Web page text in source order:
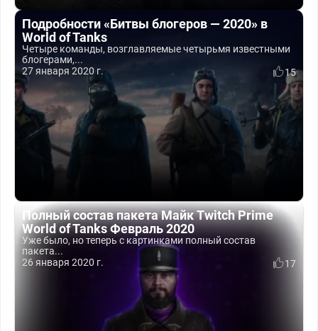
Подробности «Битвы блогеров — 2020» в
World of Tanks
Четыре команды, возглавляемые четырьмя известными
блогерами,...
27 января 2020 г.
15
Полный состав пакета Майк Twitch Prime
World of Tanks Февраль 2020
Уже было, но теперь с картинками полный состав
пакета...
26 января 2020 г.
17